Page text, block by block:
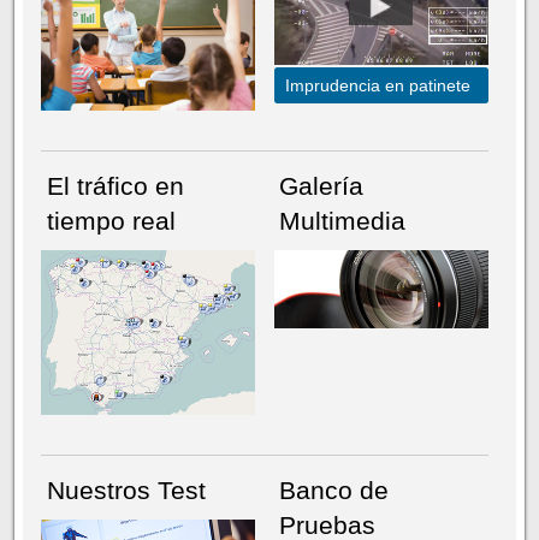
NÚMERO ACTUALHEMEROTECA
Imprudencia en patinete
El tráfico en
tiempo real
Galería
Multimedia
Nuestros Test
Banco de
Pruebas